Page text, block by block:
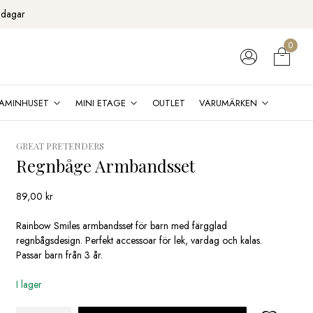
0
MINI ETAGE OUTLET VARUMÄRKEN
GREAT PRETENDERS
Regnbåge Armbandsset
89,00kr
Rainbow Smiles armbandsset för barn med färgglad
regnbågsdesign. Perfekt accessoar för lek, vardag och kalas.
Passar barn från 3 år.
I lager